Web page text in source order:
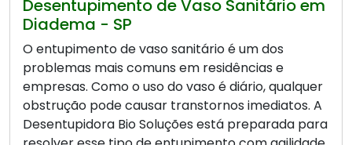
Desentupimento de Vaso Sanitário em
Diadema - SP
O entupimento de vaso sanitário é um dos
problemas mais comuns em residências e
empresas. Como o uso do vaso é diário, qualquer
obstrução pode causar transtornos imediatos. A
Desentupidora Bio Soluções está preparada para